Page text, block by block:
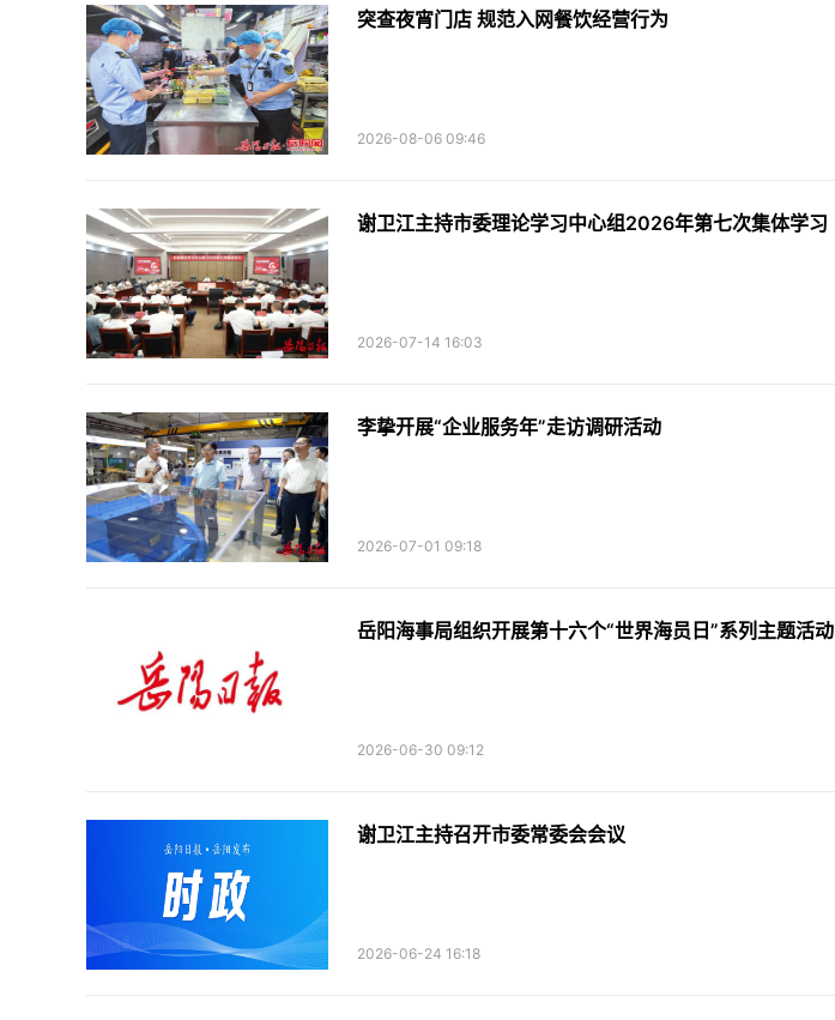
突查夜宵门店 规范入网餐饮经营行为
2026-08-06 09:46
谢卫江主持市委理论学习中心组2026年第七次集体学习
2026-07-14 16:03
李挚开展“企业服务年”走访调研活动
2026-07-01 09:18
岳阳海事局组织开展第十六个“世界海员日”系列主题活动
2026-06-30 09:12
谢卫江主持召开市委常委会会议
2026-06-24 16:18